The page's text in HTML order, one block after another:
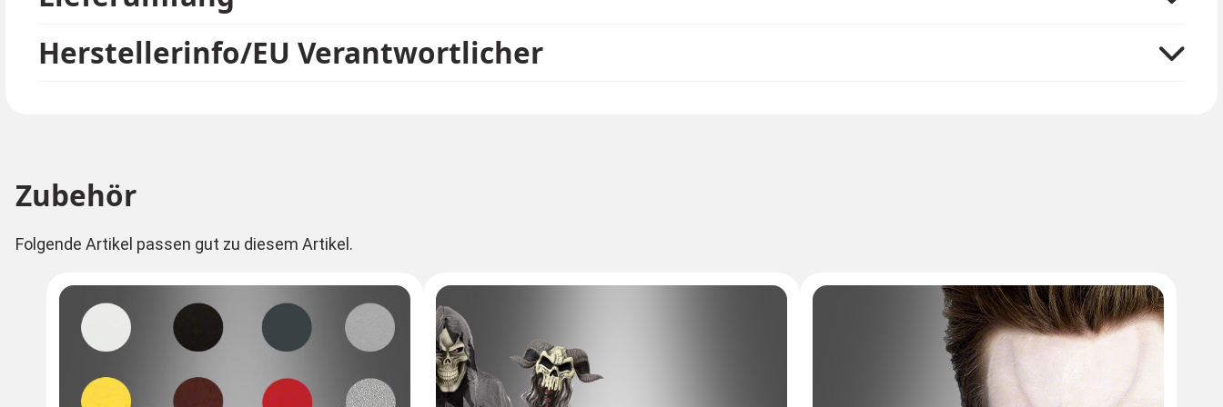
Herstellerinfo/EU Verantwortlicher
Zubehör
Folgende Artikel passen gut zu diesem Artikel.